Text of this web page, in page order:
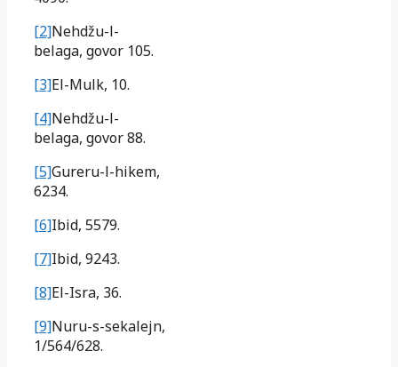
[2]Nehdžu-l-
belaga, govor 105.
[3]El-Mulk, 10.
[4]Nehdžu-l-
belaga, govor 88.
[5]Gureru-l-hikem,
6234.
[6]Ibid, 5579.
[7]Ibid, 9243.
[8]El-Isra, 36.
[9]Nuru-s-sekalejn,
1/564/628.